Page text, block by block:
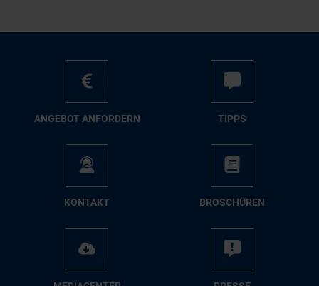
AN­GE­BOT AN­FOR­DERN TIPPS
KON­TAKT BRO­SCHÜ­REN